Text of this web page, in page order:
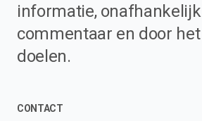
informatie, onafhankelijk
commentaar en door
doelen.
CONTACT